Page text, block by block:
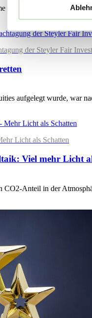
Vertriebsaktivitäten:
der Steyler Fair
aufgelegt wurde, war
Licht als Schatten
Viel mehr Licht
CO2-Anteil in der